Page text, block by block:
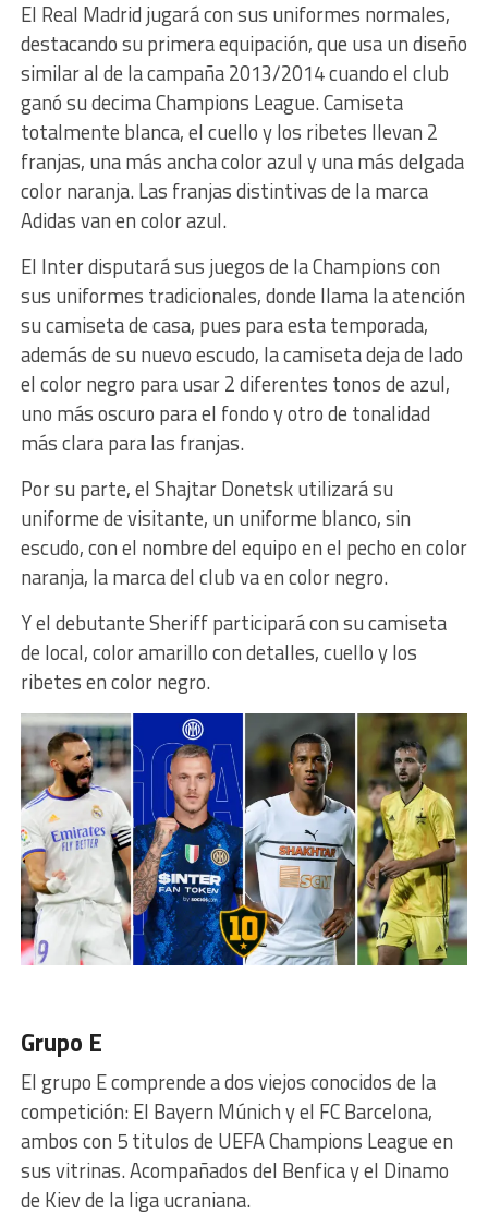
El Real Madrid jugará con sus uniformes normales,
destacando su primera equipación, que usa un diseño
similar al de la campaña 2013/2014 cuando el club
ganó su decima Champions League. Camiseta
totalmente blanca, el cuello y los ribetes llevan 2
franjas, una más ancha color azul y una más delgada
color naranja. Las franjas distintivas de la marca
Adidas van en color azul.
El Inter disputará sus juegos de la Champions con
sus uniformes tradicionales, donde llama la atención
su camiseta de casa, pues para esta temporada,
además de su nuevo escudo, la camiseta deja de lado
el color negro para usar 2 diferentes tonos de azul,
uno más oscuro para el fondo y otro de tonalidad
más clara para las franjas.
Por su parte, el Shajtar Donetsk utilizará su
uniforme de visitante, un uniforme blanco, sin
escudo, con el nombre del equipo en el pecho en color
naranja, la marca del club va en color negro.
Y el debutante Sheriff participará con su camiseta
de local, color amarillo con detalles, cuello y los
ribetes en color negro.
Grupo E
El grupo E comprende a dos viejos conocidos de la
competición: El Bayern Múnich y el FC Barcelona,
ambos con 5 titulos de UEFA Champions League en
sus vitrinas. Acompañados del Benfica y el Dinamo
de Kiev de la liga ucraniana.